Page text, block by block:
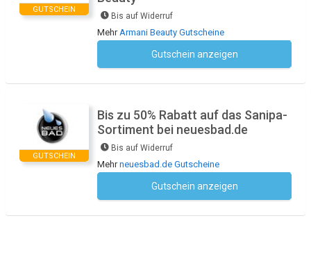
GUTSCHEIN
Bis auf Widerruf
MehrArmani Beauty Gutscheine
Gutschein anzeigen
GUTSCHEIN
Bis zu 50% Rabatt auf das Sanipa-
Sortiment bei neuesbad.de
Bis auf Widerruf
Mehrneuesbad.de Gutscheine
Gutschein anzeigen